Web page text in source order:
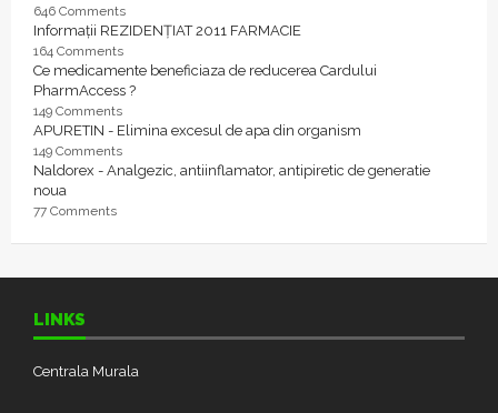
646 Comments
Informații REZIDENȚIAT 2011 FARMACIE
164 Comments
Ce medicamente beneficiaza de reducerea Cardului
PharmAccess ?
149 Comments
APURETIN - Elimina excesul de apa din organism
149 Comments
Naldorex - Analgezic, antiinflamator, antipiretic de generatie
noua
77 Comments
LINKS
Centrala Murala